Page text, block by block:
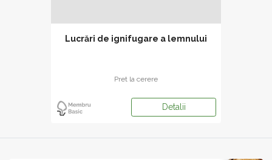
Lucrări de ignifugare a lemnului
Pret la cerere
Detalii